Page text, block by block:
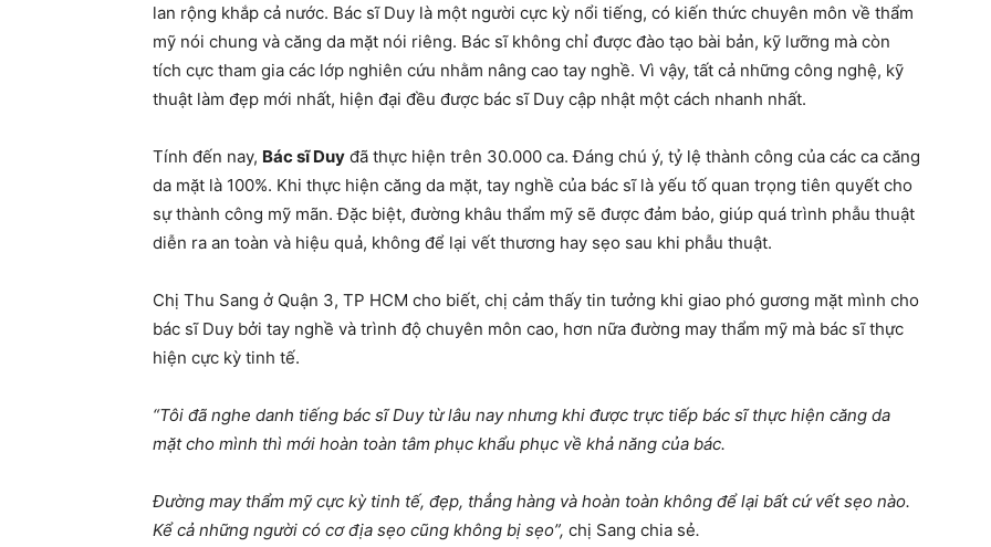
lan rộng khắp cả nước. Bác sĩ Duy là một người cực kỳ nổi tiếng, có kiến ​​thức chuyên môn về thẩm
mỹ nói chung và căng da mặt nói riêng. Bác sĩ không chỉ được đào tạo bài bản, kỹ lưỡng mà còn
tích cực tham gia các lớp nghiên cứu nhằm nâng cao tay nghề. Vì vậy, tất cả những công nghệ, kỹ
thuật làm đẹp mới nhất, hiện đại đều được bác sĩ Duy cập nhật một cách nhanh nhất.
Tính đến nay, Bác sĩ Duy đã thực hiện trên 30.000 ca. Đáng chú ý, tỷ lệ thành công của các ca căng
da mặt là 100%. Khi thực hiện căng da mặt, tay nghề của bác sĩ là yếu tố quan trọng tiên quyết cho
sự thành công mỹ mãn. Đặc biệt, đường khâu thẩm mỹ sẽ được đảm bảo, giúp quá trình phẫu thuật
diễn ra an toàn và hiệu quả, không để lại vết thương hay sẹo sau khi phẫu thuật.
Chị Thu Sang ở Quận 3, TP HCM cho biết, chị cảm thấy tin tưởng khi giao phó gương mặt mình cho
bác sĩ Duy bởi tay nghề và trình độ chuyên môn cao, hơn nữa đường may thẩm mỹ mà bác sĩ thực
hiện cực kỳ tinh tế.
“Tôi đã nghe danh tiếng bác sĩ Duy từ lâu nay nhưng khi được trực tiếp bác sĩ thực hiện căng da
mặt cho mình thì mới hoàn toàn tâm phục khẩu phục về khả năng của bác.
Đường may thẩm mỹ cực kỳ tinh tế, đẹp, thẳng hàng và hoàn toàn không để lại bất cứ vết sẹo nào.
Kể cả những người có cơ địa sẹo cũng không bị sẹo”, chị Sang chia sẻ.